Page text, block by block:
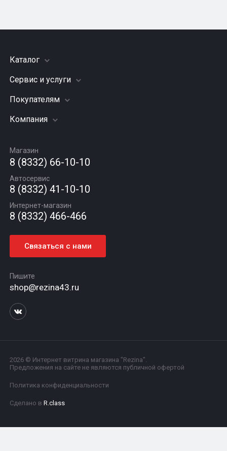
Каталог
Шины
Грузовые шины
Диски
Автомасла
Сервис и услуги
Заправка кондиционера
Подвеска (ходовая часть)
Шиномонтаж
Покупателям
Акции
Гарантии и возврат
Компания
Вакансии
Новости
Статьи
Контакты
Магазин
8 (8332) 66-10-10
Автосервис
8 (8332) 41-10-10
Интернет-магазин
8 (8332) 466-466
Связаться с нами
Пишите
shop@rezina43.ru
2026 © Интернет витрина магазина "Rezina".
Предложения на сайте не являются публичной офертой
Политика конфиденциальности
Сделано в R.class